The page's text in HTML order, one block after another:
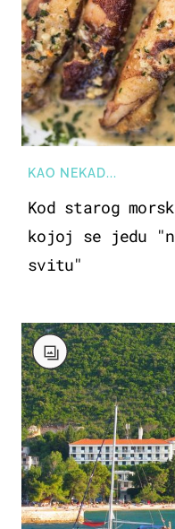
KAO NEKAD...
Kod starog
kojoj se jedu
svitu"